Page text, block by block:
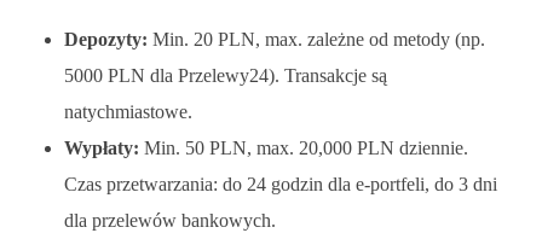
Depozyty: Min. 20 PLN, max. zależne od metody (np.
5000 PLN dla Przelewy24). Transakcje są
natychmiastowe.
Wypłaty: Min. 50 PLN, max. 20,000 PLN dziennie.
Czas przetwarzania: do 24 godzin dla e-portfeli, do 3 dni
dla przelewów bankowych.